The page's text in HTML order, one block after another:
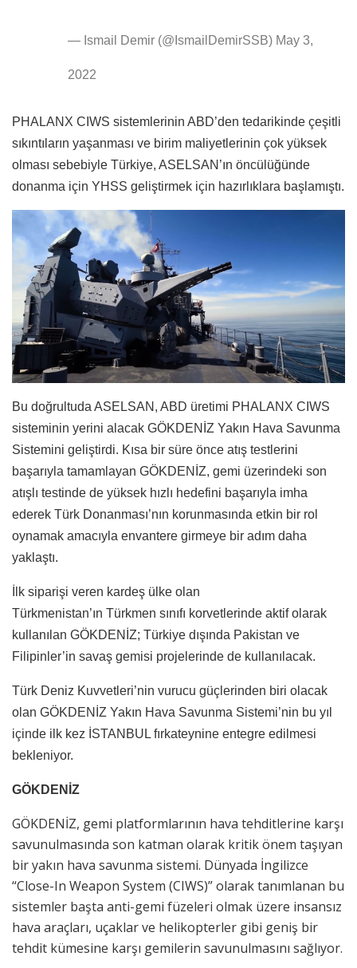
— Ismail Demir (@IsmailDemirSSB) May 3,
2022
PHALANX CIWS sistemlerinin ABD’den tedarikinde çeşitli
sıkıntıların yaşanması ve birim maliyetlerinin çok yüksek
olması sebebiyle Türkiye, ASELSAN’ın öncülüğünde
donanma için YHSS geliştirmek için hazırlıklara başlamıştı.
Bu doğrultuda ASELSAN, ABD üretimi PHALANX CIWS
sisteminin yerini alacak GÖKDENİZ Yakın Hava Savunma
Sistemini geliştirdi. Kısa bir süre önce atış testlerini
başarıyla tamamlayan GÖKDENİZ, gemi üzerindeki son
atışlı testinde de yüksek hızlı hedefini başarıyla imha
ederek Türk Donanması’nın korunmasında etkin bir rol
oynamak amacıyla envantere girmeye bir adım daha
yaklaştı.
İlk siparişi veren kardeş ülke olan
Türkmenistan’ın Türkmen sınıfı korvetlerinde aktif olarak
kullanılan GÖKDENİZ; Türkiye dışında Pakistan ve
Filipinler’in savaş gemisi projelerinde de kullanılacak.
Türk Deniz Kuvvetleri’nin vurucu güçlerinden biri olacak
olan GÖKDENİZ Yakın Hava Savunma Sistemi’nin bu yıl
içinde ilk kez İSTANBUL fırkateynine entegre edilmesi
bekleniyor.
GÖKDENİZ
GÖKDENİZ, gemi platformlarının hava tehditlerine karşı
savunulmasında son katman olarak kritik önem taşıyan
bir yakın hava savunma sistemi. Dünyada İngilizce
“Close-In Weapon System (CIWS)” olarak tanımlanan bu
sistemler başta anti-gemi füzeleri olmak üzere insansız
hava araçları, uçaklar ve helikopterler gibi geniş bir
tehdit kümesine karşı gemilerin savunulmasını sağlıyor.